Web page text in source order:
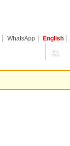
WhatsApp English